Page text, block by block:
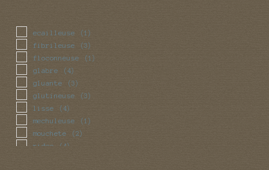
ecailleuse (1)
fibrileuse (3)
floconneuse (1)
glabre (4)
gluante (3)
glutineuse (3)
lisse (4)
mechuleuse (1)
mouchete (2)
ridee (4)